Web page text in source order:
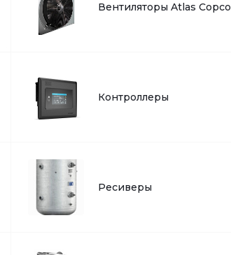
Вентиляторы Atlas Copco
Контроллеры
Ресиверы